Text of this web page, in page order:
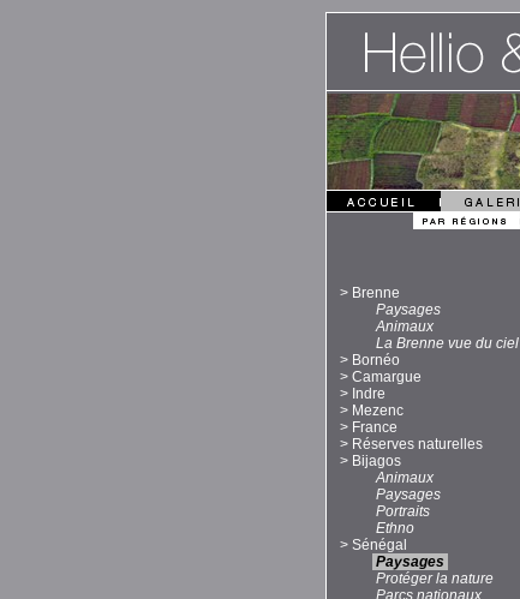
> Brenne
Paysages
Animaux
La Brenne vue du ciel
> Bornéo
> Camargue
> Indre
> Mezenc
> France
> Réserves naturelles
> Bijagos
Animaux
Paysages
Portraits
Ethno
> Sénégal
Paysages
Protéger la nature
Parcs nationaux